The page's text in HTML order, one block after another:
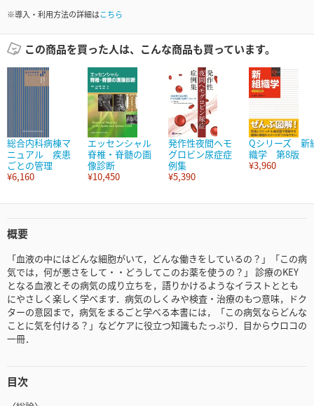
※導入・利用方法の詳細はこちら
この商品を買った人は、こんな商品も買っています。
総合内科病棟マ
ニュアル 疾患
ごとの管理
¥6,160
エッセンシャル
脊椎・脊髄の画
像診断
¥10,450
発作性夜間ヘモ
グロビン尿症症
例集
¥5,390
Qシリーズ 新
織学 第8版
¥3,960
概要
「血液の中にはどんな細胞がいて，どんな働きをしているの？」「この病
気では，何が悪さをして・・どうしてこのお薬を使うの？」 診療のKEY
となる血液とその病気の成り立ちを，語りかけるようなイラストととも
にやさしく楽しく学べます．病気のしくみや検査・治療のもつ意味，ドク
ターの意図まで，病気をまるごと学べる本書には，「この病気ならどんな
ことに気を付ける？」などケアに役立つ知識もたっぷり．目からウロコの
一冊．
目次